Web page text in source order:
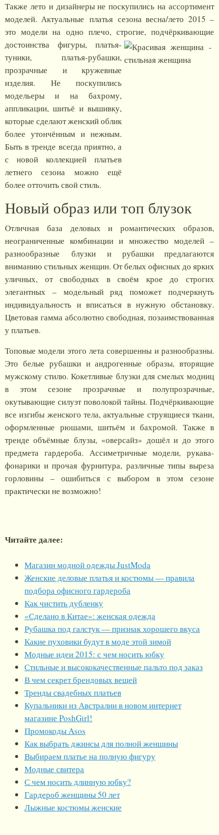
Также лето и дизайнеры не поскупились на ассортимент
моделей. Актуальные платья сезона весна/лето 2015 –
это модели на одно плечо, строгие, подчёркивающие
достоинства фигуры, платья-
туники, платья-рубашки,
прозрачные и кружевные
изделия. Не поскупились
модельеры и на бахрому,
аппликации, шитьё и вышивку,
которые сделают женский облик
более утончённым и нежным.
Быть в тренде всегда приятно, а
с новой коллекцией платьев
летнего сезона можно ещё
более отточить свой стиль.
Новый образ или топ блузок
Отличная база деловых и романтических образов,
неограниченные комбинации и множество моделей –
разнообразные блузки и рубашки предлагаются
вниманию стильных женщин. От белых офисных до ярких
уличных, от свободных в своём крое до строгих
элегантных – модельный ряд поможет подчеркнуть
индивидуальность и вписаться в нужную обстановку.
Цветовая гамма абсолютно свободная, позаимствованная
у платьев.
Топовые модели этого лета совершенны и разнообразны.
Это белые рубашки и андрогенные образы, вторящие
мужскому стилю. Кокетливые блузки для смелых модниц
в этом сезоне прозрачные и полупрозрачные,
окутывающие силуэт поволокой тайны. Подчёркивающие
все изгибы женского тела, актуальные струящиеся ткани,
оформленные рюшами, шитьём и бахромой. Также в
тренде объёмные блузы, «оверсайз» дошёл и до этого
предмета гардероба. Ассиметричные модели, рукава-
фонарики и прочая фурнитура, различные типы выреза
горловины – ошибиться с выбором в этом сезоне
практически не возможно!
Читайте далее:
Магазин модной одежды JustModa
Женские деловые платья и костюмы — правила
подбора офисного гардероба
Как чистить дубленку
«Сделано в Китае»: женская одежда
Рубашка под галстук — признак хорошего вкуса
Какие пуховики будут в моде этой зимой
Модные идеи 2015: с чем носить юбку
Стильные и высококачественные пальто под заказ
В чем секрет брендовых вещей
Тренды свадебных платьев
Купальники из Австралии в новом интернет
магазине PoshGirl!
Промокоды Asos
Как выбрать джинсы для полной женщины
Выбираем платье на полную фигуру
Модные свитера
С чем носить длинную юбку?
Гардероб женщины 50 лет
Лыжные костюмы женские